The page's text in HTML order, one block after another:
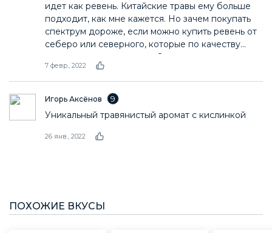
идет как ревень. Китайские травы ему больше
подходит, как мне кажется. Но зачем покупать
спектрум дороже, если можно купить ревень от
себеро или северного, которые по качеству
самого сырья выигрывают?
7 февр., 2022
Игорь Аксёнов 9
Уникальный травянистый аромат с кислинкой
26 янв., 2022
ПОХОЖИЕ ВКУСЫ